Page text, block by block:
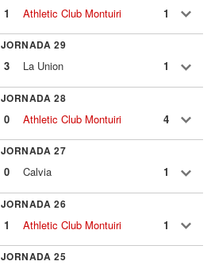
1 Athletic Club Montuiri 1
JORNADA 29
3 La Union 1
JORNADA 28
0 Athletic Club Montuiri 4
JORNADA 27
0 Calvia 1
JORNADA 26
1 Athletic Club Montuiri 1
JORNADA 25